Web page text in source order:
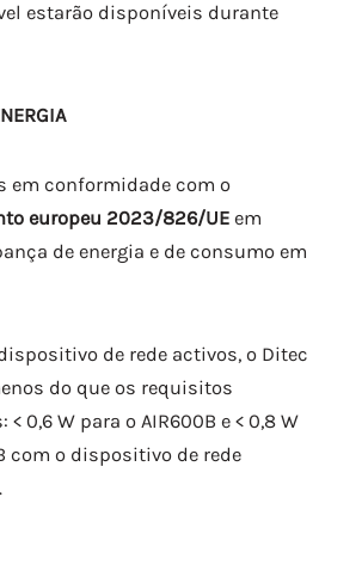
estarão disponíveis durante
em conformidade com o
europeu 2023/826/UE em
de energia e de consumo em
de rede activos, o Ditec
do que os requisitos
0,6 W para o AIR600B e < 0,8 W
com o dispositivo de rede